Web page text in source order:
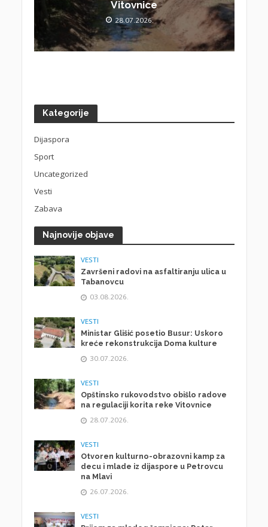
Vitovnice
28.07.2026.
Kategorije
Dijaspora
Sport
Uncategorized
Vesti
Zabava
Najnovije objave
VESTI
Završeni radovi na asfaltiranju ulica u
Tabanovcu
03.08.2026.
VESTI
Ministar Glišić posetio Busur: Uskoro
kreće rekonstrukcija Doma kulture
30.07.2026.
VESTI
Opštinsko rukovodstvo obišlo radove
na regulaciji korita reke Vitovnice
28.07.2026.
VESTI
Otvoren kulturno-obrazovni kamp za
decu i mlade iz dijaspore u Petrovcu
na Mlavi
26.07.2026.
VESTI